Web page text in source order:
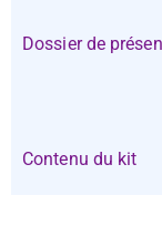
Dossier de
Contenu du kit